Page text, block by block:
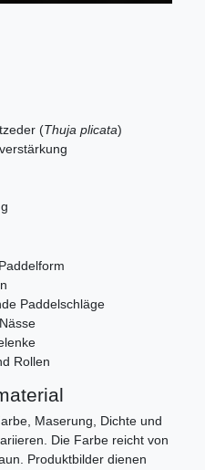
(Thuja plicata)
Paddelschläge
Rollen
Maserung, Dichte und
Die Farbe reicht von
Produktbilder dienen